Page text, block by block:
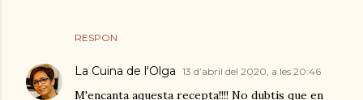
RESPON
La Cuina de l'Olga 13 d’abril del 2020, a les 20:46
M'encanta aquesta recepta!!!! No dubtis que en